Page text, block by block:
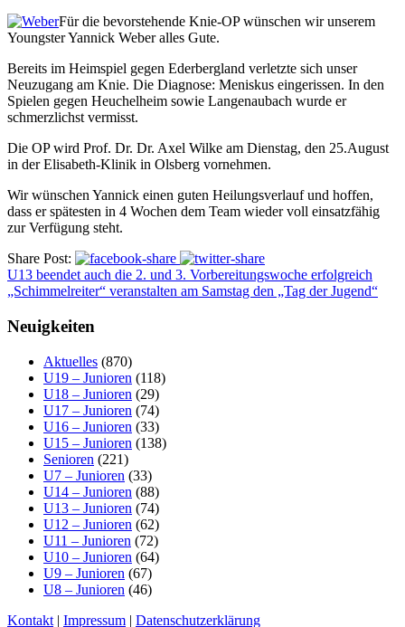
Für die bevorstehende Knie-OP wünschen wir unserem
Youngster Yannick Weber alles Gute.
Bereits im Heimspiel gegen Ederbergland verletzte sich unser
Neuzugang am Knie. Die Diagnose: Meniskus eingerissen. In den
Spielen gegen Heuchelheim sowie Langenaubach wurde er
schmerzlichst vermisst.
Die OP wird Prof. Dr. Dr. Axel Wilke am Dienstag, den 25.August
in der Elisabeth-Klinik in Olsberg vornehmen.
Wir wünschen Yannick einen guten Heilungsverlauf und hoffen,
dass er spätesten in 4 Wochen dem Team wieder voll einsatzfähig
zur Verfügung steht.
Share Post:
U13 beendet auch die 2. und 3. Vorbereitungswoche erfolgreich
„Schimmelreiter“ veranstalten am Samstag den „Tag der Jugend“
Neuigkeiten
Aktuelles (870)
U19 – Junioren (118)
U18 – Junioren (29)
U17 – Junioren (74)
U16 – Junioren (33)
U15 – Junioren (138)
Senioren (221)
U7 – Junioren (33)
U14 – Junioren (88)
U13 – Junioren (74)
U12 – Junioren (62)
U11 – Junioren (72)
U10 – Junioren (64)
U9 – Junioren (67)
U8 – Junioren (46)
Kontakt | Impressum | Datenschutzerklärung